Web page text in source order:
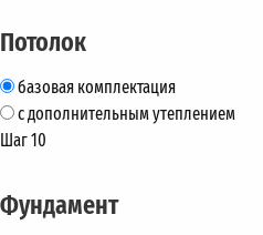
Потолок
базовая комплектация
с дополнительным утеплением
Шаг 10
Фундамент